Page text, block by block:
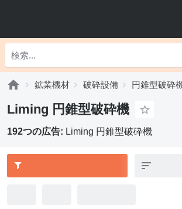
鉱業機材 破砕設備 円錐型破砕
Liming 円錐型破砕機
192つの広告: Liming 円錐型破砕機